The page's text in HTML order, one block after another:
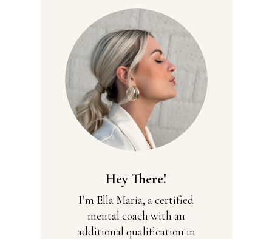
Hey There!
I’m Ella Maria, a certified
mental coach with an
additional qualification in